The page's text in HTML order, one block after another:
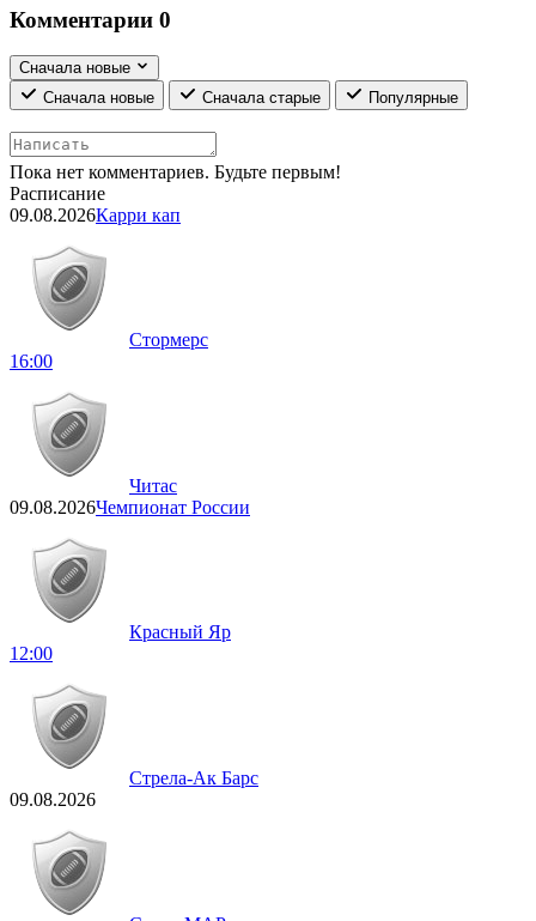
Комментарии 0
Сначала новые
Сначала новые
Сначала старые Популярные
Пока нет комментариев. Будьте первым!
Расписание
09.08.2026Карри кап
Стормерс
16:00
Читас
09.08.2026Чемпионат России
Красный Яр
12:00
Стрела-Ак Барс
09.08.2026